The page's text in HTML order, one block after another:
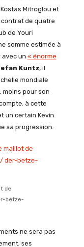
Mitroglou et
contrat de quatre
de Youri
somme estimée à
avec un « énorme
Kuntz, il
mondiale
moins pour son
à cette
un certain Kevin
sa progression.
de
betze-
ne sera pas
ses